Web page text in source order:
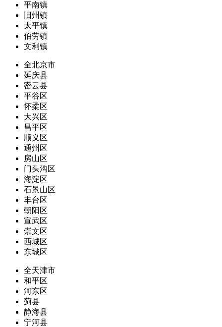
平南镇
旧州镇
太平镇
伯劳镇
文利镇
全北京市
延庆县
密云县
平谷区
怀柔区
大兴区
昌平区
顺义区
通州区
房山区
门头沟区
海淀区
石景山区
丰台区
朝阳区
宣武区
崇文区
西城区
东城区
全天津市
和平区
河东区
蓟县
静海县
宁河县